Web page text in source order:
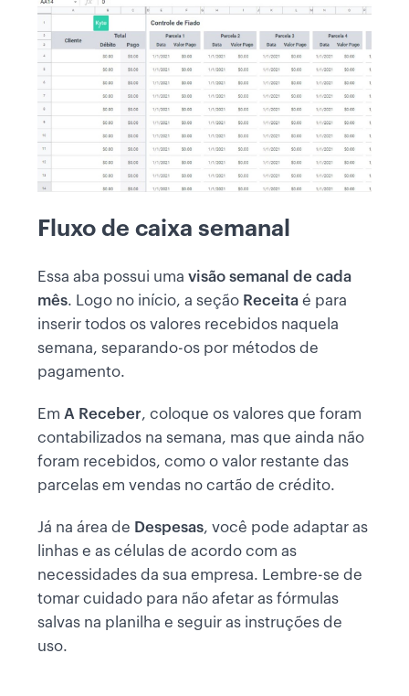
Fluxo de caixa semanal
Essa aba possui uma visão semanal de cada
mês. Logo no início, a seção Receita é para
inserir todos os valores recebidos naquela
semana, separando-os por métodos de
pagamento.
Em A Receber, coloque os valores que foram
contabilizados na semana, mas que ainda não
foram recebidos, como o valor restante das
parcelas em vendas no cartão de crédito.
Já na área de Despesas, você pode adaptar as
linhas e as células de acordo com as
necessidades da sua empresa. Lembre-se de
tomar cuidado para não afetar as fórmulas
salvas na planilha e seguir as instruções de
uso.